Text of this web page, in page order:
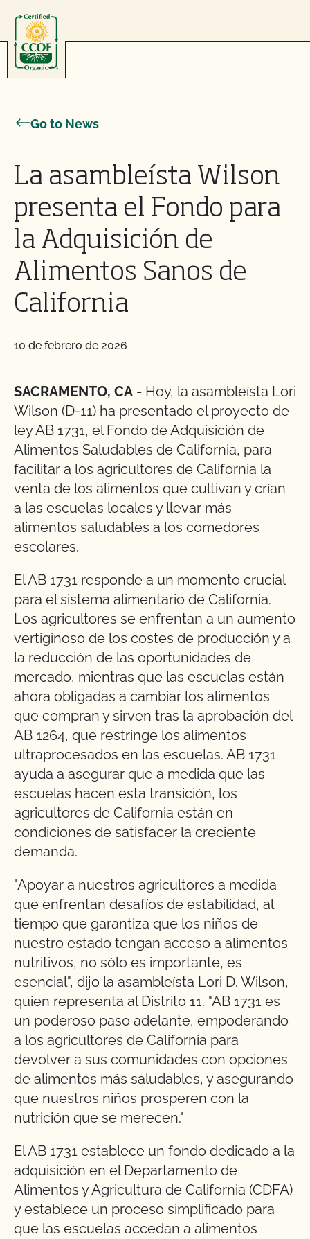
Go to News
La asambleísta Wilson
presenta el Fondo para
la Adquisición de
Alimentos Sanos de
California
10 de febrero de 2026
SACRAMENTO, CA - Hoy, la asambleísta Lori
Wilson (D-11) ha presentado el proyecto de
ley AB 1731, el Fondo de Adquisición de
Alimentos Saludables de California, para
facilitar a los agricultores de California la
venta de los alimentos que cultivan y crían
a las escuelas locales y llevar más
alimentos saludables a los comedores
escolares.
El AB 1731 responde a un momento crucial
para el sistema alimentario de California.
Los agricultores se enfrentan a un aumento
vertiginoso de los costes de producción y a
la reducción de las oportunidades de
mercado, mientras que las escuelas están
ahora obligadas a cambiar los alimentos
que compran y sirven tras la aprobación del
AB 1264, que restringe los alimentos
ultraprocesados en las escuelas. AB 1731
ayuda a asegurar que a medida que las
escuelas hacen esta transición, los
agricultores de California están en
condiciones de satisfacer la creciente
demanda.
"Apoyar a nuestros agricultores a medida
que enfrentan desafíos de estabilidad, al
tiempo que garantiza que los niños de
nuestro estado tengan acceso a alimentos
nutritivos, no sólo es importante, es
esencial", dijo la asambleísta Lori D. Wilson,
quien representa al Distrito 11. "AB 1731 es
un poderoso paso adelante, empoderando
a los agricultores de California para
devolver a sus comunidades con opciones
de alimentos más saludables, y asegurando
que nuestros niños prosperen con la
nutrición que se merecen."
El AB 1731 establece un fondo dedicado a la
adquisición en el Departamento de
Alimentos y Agricultura de California (CDFA)
y establece un proceso simplificado para
que las escuelas accedan a alimentos